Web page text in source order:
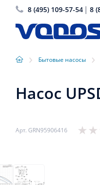
8 (495) 109-57-54 8
› Бытовые насосы ›
Насос
Арт. GRN95906416